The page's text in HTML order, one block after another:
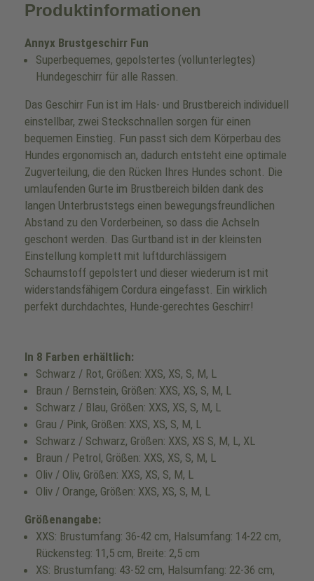
Produktinformationen
Annyx Brustgeschirr Fun
Superbequemes, gepolstertes (vollunterlegtes)
Hundegeschirr für alle Rassen.
Das Geschirr Fun ist im Hals- und Brustbereich individuell
einstellbar, zwei Steckschnallen sorgen für einen
bequemen Einstieg. Fun passt sich dem Körperbau des
Hundes ergonomisch an, dadurch entsteht eine optimale
Zugverteilung, die den Rücken Ihres Hundes schont. Die
umlaufenden Gurte im Brustbereich bilden dank des
langen Unterbruststegs einen bewegungsfreundlichen
Abstand zu den Vorderbeinen, so dass die Achseln
geschont werden. Das Gurtband ist in der kleinsten
Einstellung komplett mit luftdurchlässigem
Schaumstoff gepolstert und dieser wiederum ist mit
widerstandsfähigem Cordura eingefasst. Ein wirklich
perfekt durchdachtes, Hunde-gerechtes Geschirr!
In 8 Farben erhältlich:
Schwarz / Rot, Größen: XXS, XS, S, M, L
Braun / Bernstein, Größen: XXS, XS, S, M, L
Schwarz / Blau, Größen: XXS, XS, S, M, L
Grau / Pink, Größen: XXS, XS, S, M, L
Schwarz / Schwarz, Größen: XXS, XS S, M, L, XL
Braun / Petrol, Größen: XXS, XS, S, M, L
Oliv / Oliv, Größen: XXS, XS, S, M, L
Oliv / Orange, Größen: XXS, XS, S, M, L
Größenangabe:
XXS: Brustumfang: 36-42 cm, Halsumfang: 14-22 cm,
Rückensteg: 11,5 cm, Breite: 2,5 cm
XS: Brustumfang: 43-52 cm, Halsumfang: 22-36 cm,